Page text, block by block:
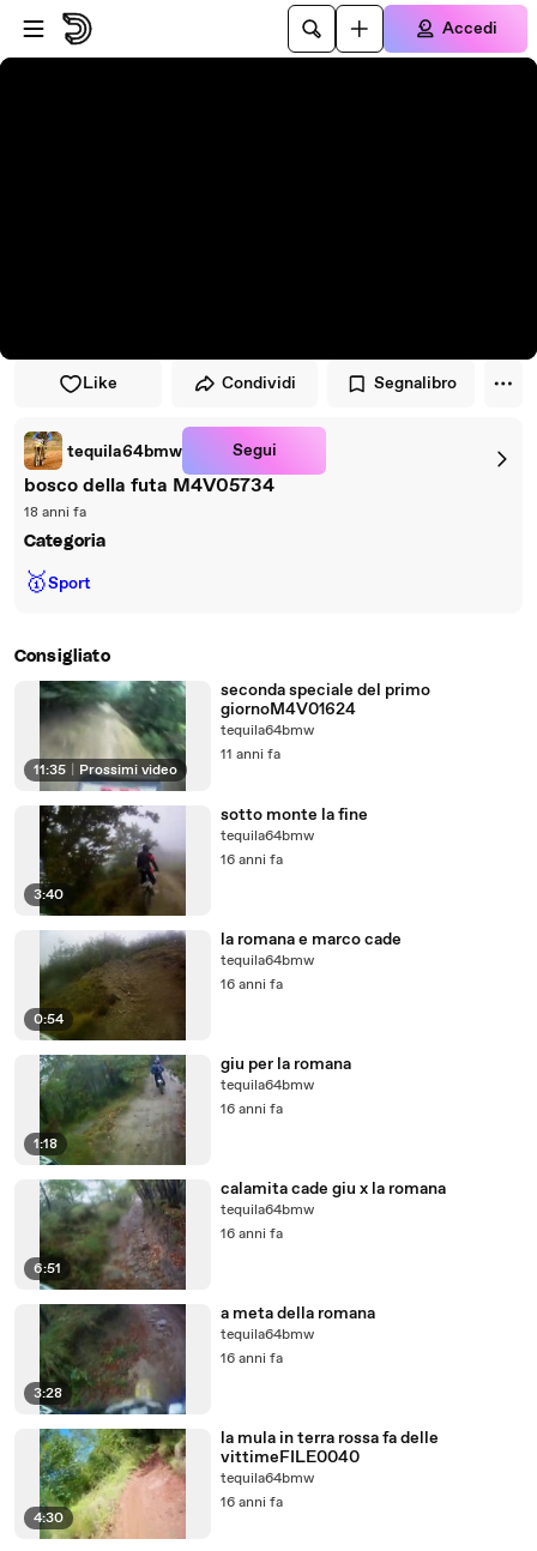
Vai al lettore
Passa al contenuto principale
Accedi
Like Condividi Segnalibro
tequila64bmw Segui
bosco della futa M4V05734
18 anni fa
Categoria
🥇Sport
Consigliato
11:35 Prossimi video
seconda speciale del primo
giornoM4V01624
tequila64bmw
11 anni fa
3:40
sotto monte la fine
tequila64bmw
16 anni fa
0:54
la romana e marco cade
tequila64bmw
16 anni fa
1:18
giu per la romana
tequila64bmw
16 anni fa
6:51
calamita cade giu x la romana
tequila64bmw
16 anni fa
3:28
a meta della romana
tequila64bmw
16 anni fa
4:30
la mula in terra rossa fa delle
vittimeFILE0040
tequila64bmw
16 anni fa